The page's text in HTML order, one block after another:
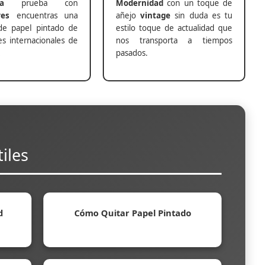
prueba con
encuentras una
papel pintado de
internacionales de
Modernidad con un toque de
añejovintage sin duda es tu
estilo toque de actualidad que
nos transporta a tiempos
pasados.
Cómo Quitar Papel Pintado